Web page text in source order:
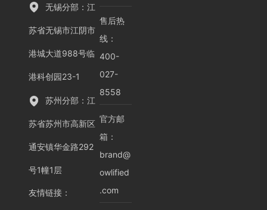
无锡分部：江
苏省无锡市江阴市
港城大道988号临
港科创园23-1
苏州分部：江
苏省苏州市高新区
通安镇华金路292
号1幢1层
友情链接：
售后热
线：
400-
027-
8558
官方邮
箱：
brand@
owlified
.com